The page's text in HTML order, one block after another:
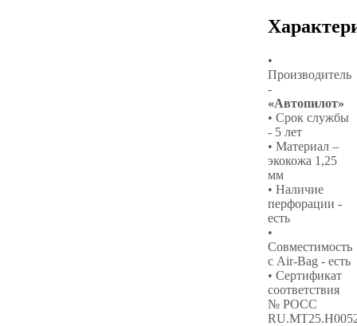
•
Производитель
-
«Автопилот»
• Срок службы
- 5 лет
• Материал –
экокожа 1,25
мм
• Наличие
перфорации -
есть
•
Совместимость
с Air-Bag - есть
• Сертификат
соответствия
№ РОСС